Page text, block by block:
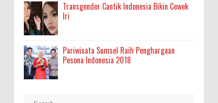
Transgender Cantik Indonesia Bikin Cewek
Iri
Pariwisata Sumsel Raih Penghargaan
Pesona Indonesia 2018